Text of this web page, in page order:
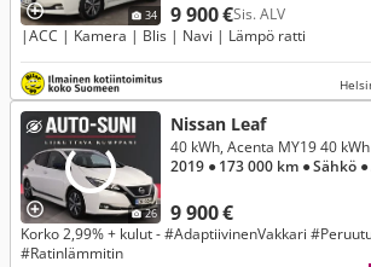
34 9 900 €Sis. ALV
|ACC | Kamera | Blis | Navi | Lämpö ratti
26
Nissan Leaf
9 900 €
40 kWh, Acenta MY19 40
2019 ● 173 000 km ● Sähkö
Korko 2,99% + kulut - #AdaptiivinenVakkari
#Ratinlämmitin